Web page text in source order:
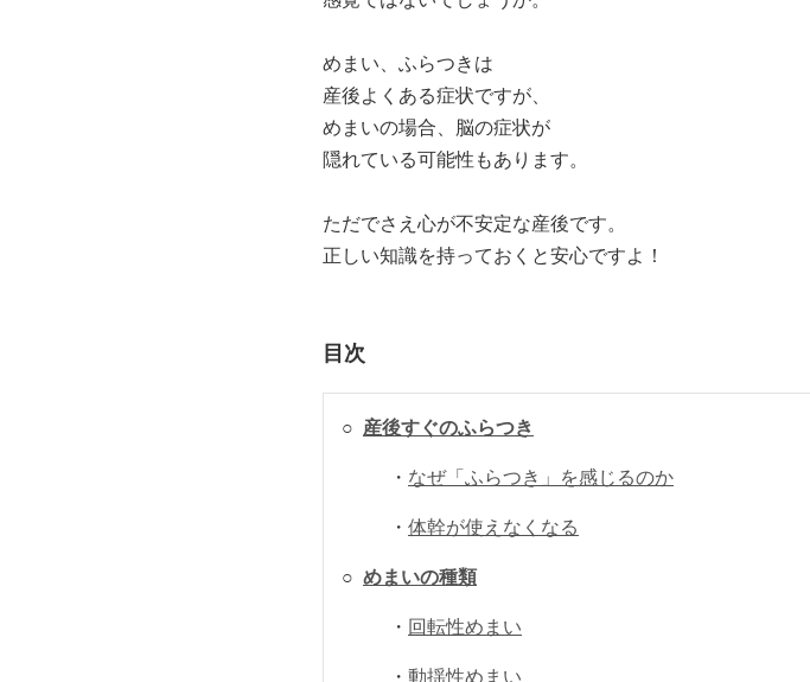
めまい、ふらつきは
産後よくある症状ですが、
めまいの場合、脳の症状が
隠れている可能性もあります。
ただでさえ心が不安定な産後です。
正しい知識を持っておくと安心ですよ！
目次
○ 産後すぐのふらつき
・ なぜ「ふらつき」を感じるのか
・ 体幹が使えなくなる
○ めまいの種類
・ 回転性めまい
・ 動揺性めまい